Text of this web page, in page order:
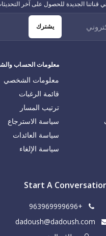
معلومات الحساب
معلومات الشخصي
قائمة الرغبات
ترتيب المسار
سياسة الاسترجاع
سياسة العائدات
سياسة الإلغاء
قناتنا الجديدة للحصول على آخر
يشترك
Start A
+963969999696